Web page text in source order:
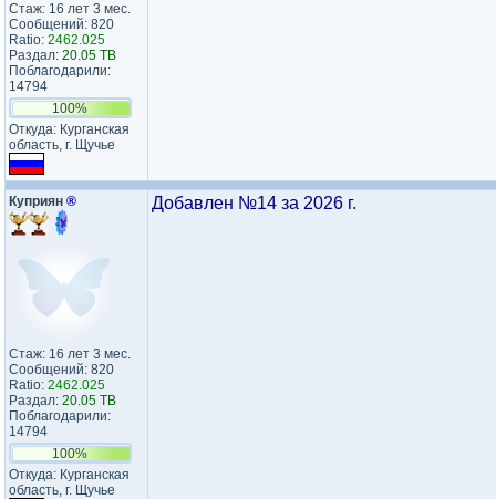
Стаж: 16 лет 3 мес.
Сообщений: 820
Ratio: 2462.025
Раздал: 20.05 TB
Поблагодарили:
14794
100%
Откуда: Курганская
область, г. Щучье
Куприян ®
Стаж: 16 лет 3 мес.
Сообщений: 820
Ratio: 2462.025
Раздал: 20.05 TB
Поблагодарили:
14794
100%
Откуда: Курганская
область, г. Щучье
Добавлен №14 за 2026 г.